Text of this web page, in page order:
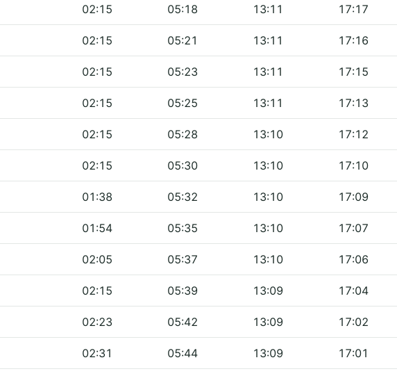
02:15 05:18 13:11 17:17
02:15 05:21 13:11 17:16
02:15 05:23 13:11 17:15
02:15 05:25 13:11 17:13
02:15 05:28 13:10 17:12
02:15 05:30 13:10 17:10
01:38 05:32 13:10 17:09
01:54 05:35 13:10 17:07
02:05 05:37 13:10 17:06
02:15 05:39 13:09 17:04
02:23 05:42 13:09 17:02
02:31 05:44 13:09 17:01